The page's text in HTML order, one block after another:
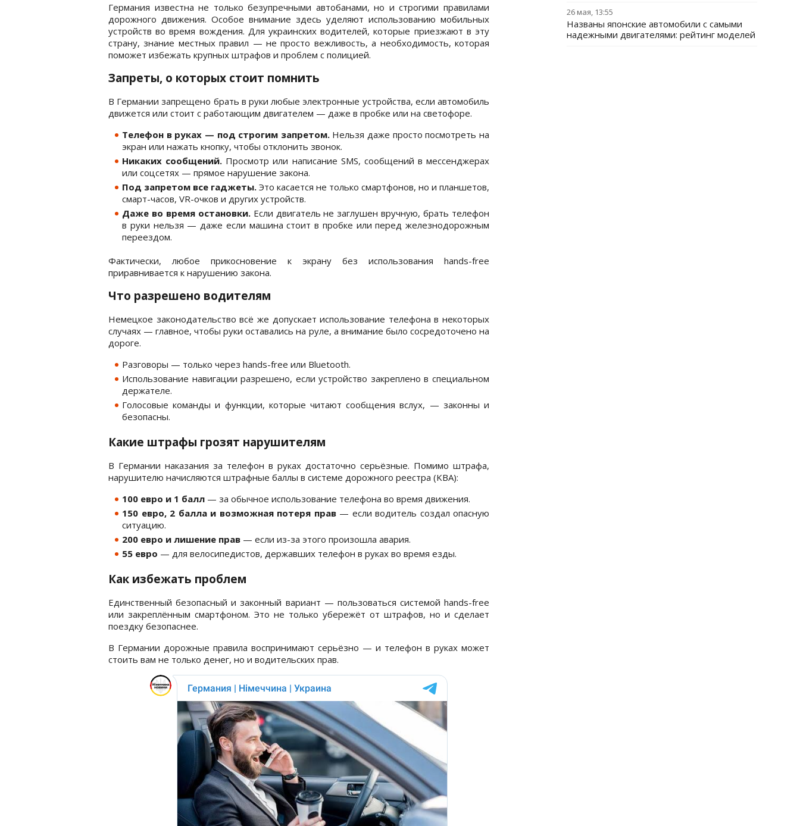
Германия известна не только безупречными автобанами, но и строгими правилами
дорожного движения. Особое внимание здесь уделяют использованию мобильных
устройств во время вождения. Для украинских водителей, которые приезжают в эту
страну, знание местных правил — не просто вежливость, а необходимость, которая
поможет избежать крупных штрафов и проблем с полицией.
Запреты, о которых стоит помнить
В Германии запрещено брать в руки любые электронные устройства, если автомобиль
движется или стоит с работающим двигателем — даже в пробке или на светофоре.
Телефон в руках — под строгим запретом.Нельзя даже просто посмотреть на
экран или нажать кнопку, чтобы отклонить звонок.
Никаких сообщений. Просмотр или написание SMS, сообщений в мессенджерах
или соцсетях — прямое нарушение закона.
Под запретом все гаджеты. Это касается не только смартфонов, но и планшетов,
смарт-часов, VR-очков и других устройств.
Даже во время остановки. Если двигатель не заглушен вручную, брать телефон
в руки нельзя — даже если машина стоит в пробке или перед железнодорожным
переездом.
Фактически, любое прикосновение к экрану без использования hands-free
приравнивается к нарушению закона.
Что разрешено водителям
Немецкое законодательство всё же допускает использование телефона в некоторых
случаях — главное, чтобы руки оставались на руле, а внимание было сосредоточено на
дороге.
Разговоры — только через hands-free или Bluetooth.
Использование навигации разрешено, если устройство закреплено в специальном
держателе.
Голосовые команды и функции, которые читают сообщения вслух, — законны и
безопасны.
Какие штрафы грозят нарушителям
В Германии наказания за телефон в руках достаточно серьёзные. Помимо штрафа,
нарушителю начисляются штрафные баллы в системе дорожного реестра (KBA):
100 евро и 1 балл — за обычное использование телефона во время движения.
150 евро, 2 балла и возможная потеря прав— если водитель создал опасную
ситуацию.
200 евро и лишение прав — если из-за этого произошла авария.
55 евро — для велосипедистов, державших телефон в руках во время езды.
Как избежать проблем
Единственный безопасный и законный вариант — пользоваться системой hands-free
или закреплённым смартфоном. Это не только убережёт от штрафов, но и сделает
поездку безопаснее.
В Германии дорожные правила воспринимают серьёзно — и телефон в руках может
стоить вам не только денег, но и водительских прав.
26 мая, 13:55
Названы японские автомобили с самыми
надежными двигателями: рейтинг моделей